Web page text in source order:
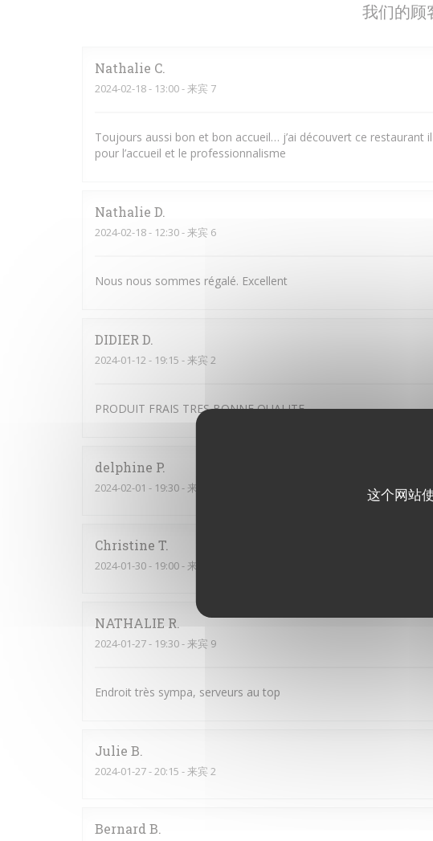
这个网站
我们的顾
Nathalie C
2024-02-18- 13:00 - 来宾 7
Toujours aussi bon et bon accueil… j’ai découvert ce restaurant
pour l’accueil et le professionnalisme
Nathalie D
2024-02-18- 12:30 - 来宾 6
Nous nous sommes régalé. Excellent
DIDIER D
2024-01-12- 19:15 - 来宾 2
PRODUIT FRAIS TRES BONNE QUALITE
delphine P
2024-02-01 - 19:30 - 来宾 4
Christine T
2024-01-30- 19:00 - 来宾 4
NATHALIE R
2024-01-27- 19:30 - 来宾 9
Endroit très sympa, serveurs au top
Julie B
2024-01-27- 20:15 - 来宾 2
Bernard B